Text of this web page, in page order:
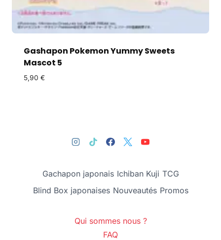
Gashapon Pokemon Yummy Sweets
Mascot 5
5,90 €
Gachapon japonais Ichiban Kuji TCG
Blind Box japonaises Nouveautés Promos
Qui sommes nous ?
FAQ